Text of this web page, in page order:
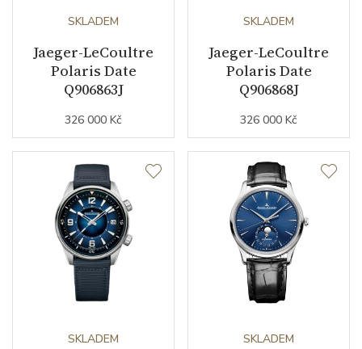
Řemínek / Spona
Materiál řemínku nerezová ocel
Barva řemínku ocelový tah
Doplňující údaje
Záruční doba
nepodnikatelé (měsíců)
Modelová řada
SKLADEM
Jaeger-LeCoultre
Polaris Date
Q906863J
326 000 Kč
SKLADEM
Jaeger-LeCoultre
Polaris Date
Q906868J
326 000 Kč
SKLADEM SKLADEM